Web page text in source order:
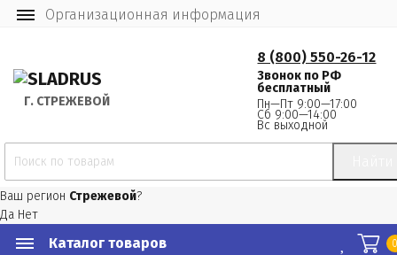
Организационная информация
Г. СТРЕЖЕВОЙ
8 (800) 550-26-12
Звонок по РФ
бесплатный
Пн—Пт 9:00—17:00
Сб 9:00—14:00
Вс выходной
Ваш регион Стрежевой?
Да Нет
Каталог товаров